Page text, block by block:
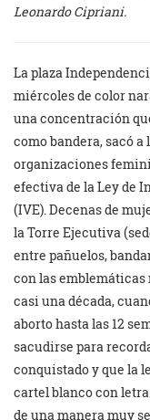
Leonardo Cipriani.
La plaza
miércoles de color
una concentración
como bandera, sacó
organizaciones
efectiva de la Ley de
(IVE). Decenas de
la Torre Ejecutiva
entre pañuelos,
con las emblemáticas
casi una década,
aborto hasta las 12
sacudirse para
conquistado y que la
cartel blanco con
de una manera muy